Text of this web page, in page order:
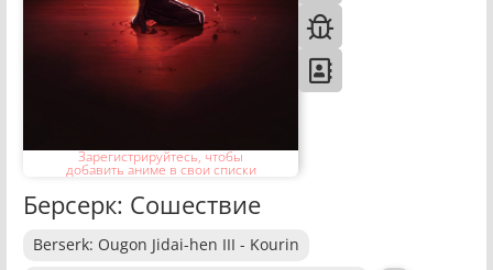
Зарегистрируйтесь, чтобы
добавить аниме в свои списки
Берсерк: Сошествие
Berserk: Ougon Jidai-hen III - Kourin